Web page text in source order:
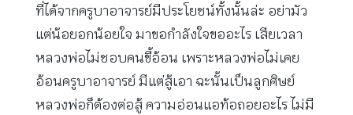
ที่ได้จากครูบาอาจารย์มีประโยชน์ทั้งนั้นล่ะ อย่ามัว
แต่น้อยอกน้อยใจ มาขอกำลังใจขออะไร เสียเวลา
หลวงพ่อไม่ชอบคนขี้อ้อน เพราะหลวงพ่อไม่เคย
อ้อนครูบาอาจารย์ มีแต่สู้เอา ฉะนั้นเป็นลูกศิษย์
หลวงพ่อก็ต้องต่อสู้ ความอ่อนแอท้อถอยอะไร ไม่มี